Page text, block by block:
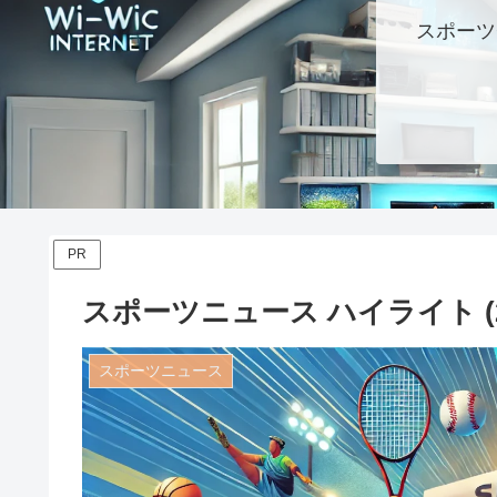
スポー
PR
スポーツニュース ハイライト
スポーツニュース